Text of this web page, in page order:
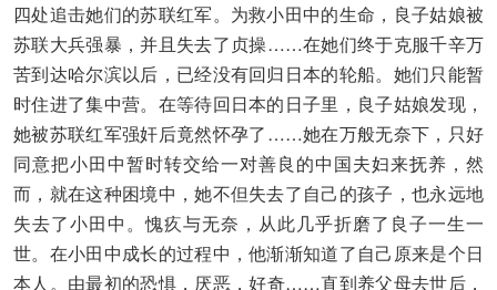
四处追击她们的苏联红军。为救小田中的生命，良子姑娘被
苏联大兵强暴，并且失去了贞操……在她们终于克服千辛万
苦到达哈尔滨以后，已经没有回归日本的轮船。她们只能暂
时住进了集中营。在等待回日本的日子里，良子姑娘发现，
她被苏联红军强奸后竟然怀孕了……她在万般无奈下，只好
同意把小田中暂时转交给一对善良的中国夫妇来抚养，然
而，就在这种困境中，她不但失去了自己的孩子，也永远地
失去了小田中。愧疚与无奈，从此几乎折磨了良子一生一
世。在小田中成长的过程中，他渐渐知道了自己原来是个日
本人。由最初的恐惧，厌恶，好奇……直到养父母去世后，